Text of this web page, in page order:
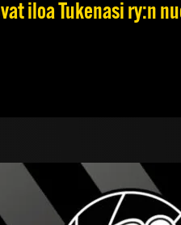
iloa Tukenasi ry:n